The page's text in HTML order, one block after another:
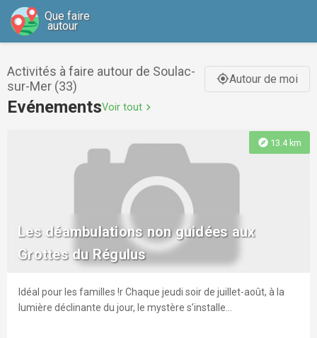
Que faire
autour
Activités à faire autour de Soulac-
sur-Mer (33)
gps_fixedAutour de moi
EvénementsVoir tout chevron_right
explore 13.4 km
Les déambulations non guidées aux
Grottes du Régulus
Idéal pour les familles !r Chaque jeudi soir de juillet-août, à la
lumière déclinante du jour, le mystère s’installe...